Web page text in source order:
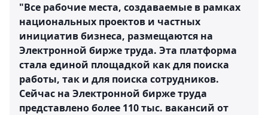
"Все рабочие места, создаваемые в рамках
национальных проектов и частных
инициатив бизнеса, размещаются на
Электронной бирже труда. Эта платформа
стала единой площадкой как для поиска
работы, так и для поиска сотрудников.
Сейчас на Электронной бирже труда
представлено более 110 тыс. вакансий от